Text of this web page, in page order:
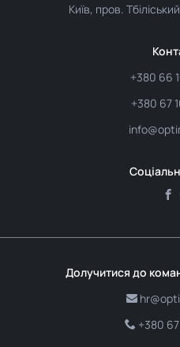
Київ, пров.
+380 66
+380 67
Долучитися до
+380